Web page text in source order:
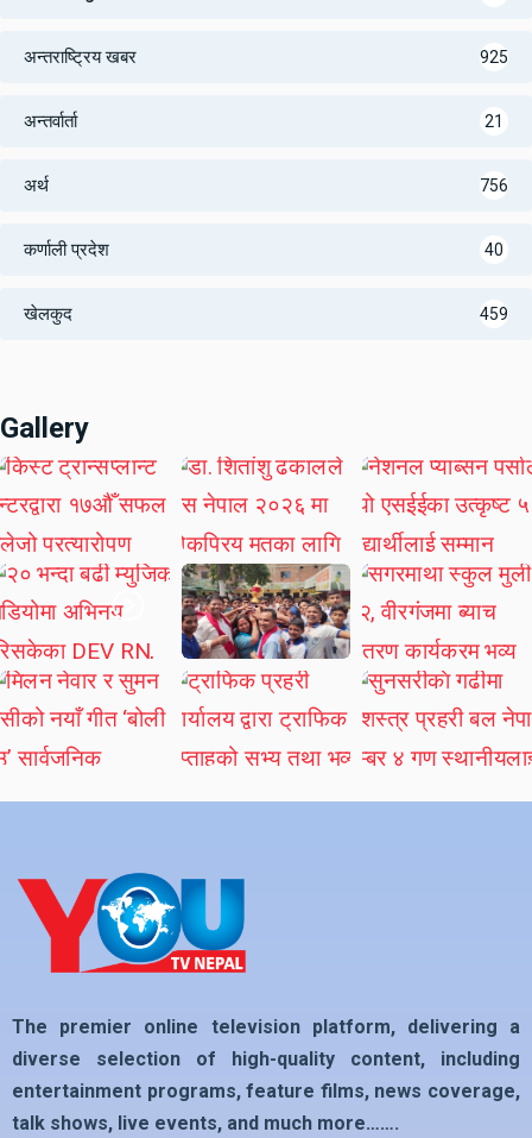
अन्तराष्ट्रिय खबर 925
अन्तर्वार्ता 21
अर्थ 756
कर्णाली प्रदेश 40
खेलकुद 459
Gallery
The premier online television platform, delivering a
diverse selection of high-quality content, including
entertainment programs, feature films, news coverage,
talk shows, live events, and much more…….